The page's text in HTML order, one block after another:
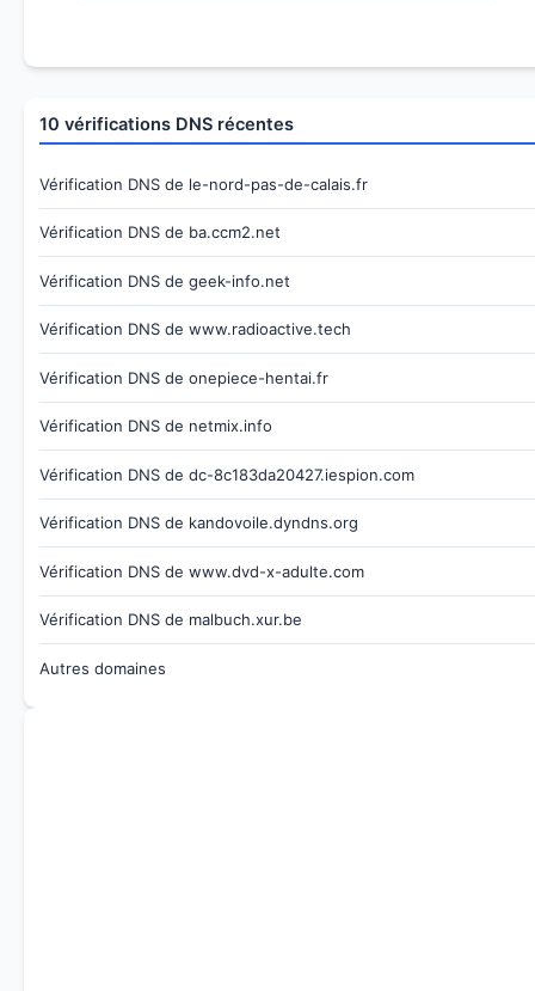
10 vérifications DNS récentes
Vérification DNS de le-nord-pas-de-calais.fr
Vérification DNS de ba.ccm2.net
Vérification DNS de geek-info.net
Vérification DNS de www.radioactive.tech
Vérification DNS de onepiece-hentai.fr
Vérification DNS de netmix.info
Vérification DNS de dc-8c183da20427.iespion.com
Vérification DNS de kandovoile.dyndns.org
Vérification DNS de www.dvd-x-adulte.com
Vérification DNS de malbuch.xur.be
Autres domaines